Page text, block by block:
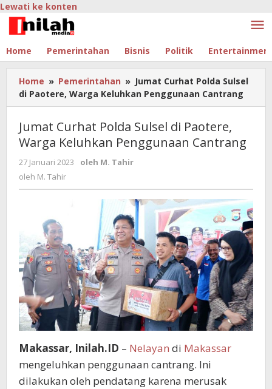
Lewati ke konten
Home Pemerintahan Bisnis Politik
Home » Pemerintahan » Jumat Curhat Polda Sulsel
di Paotere, Warga Keluhkan Penggunaan Cantrang
Jumat Curhat Polda Sulsel di Paotere,
Warga Keluhkan Penggunaan Cantrang
27 Januari 2023 oleh M. Tahir
oleh M. Tahir
Makassar, Inilah.ID – Nelayan di Makassar
mengeluhkan penggunaan cantrang. Ini
dilakukan oleh pendatang karena merusak